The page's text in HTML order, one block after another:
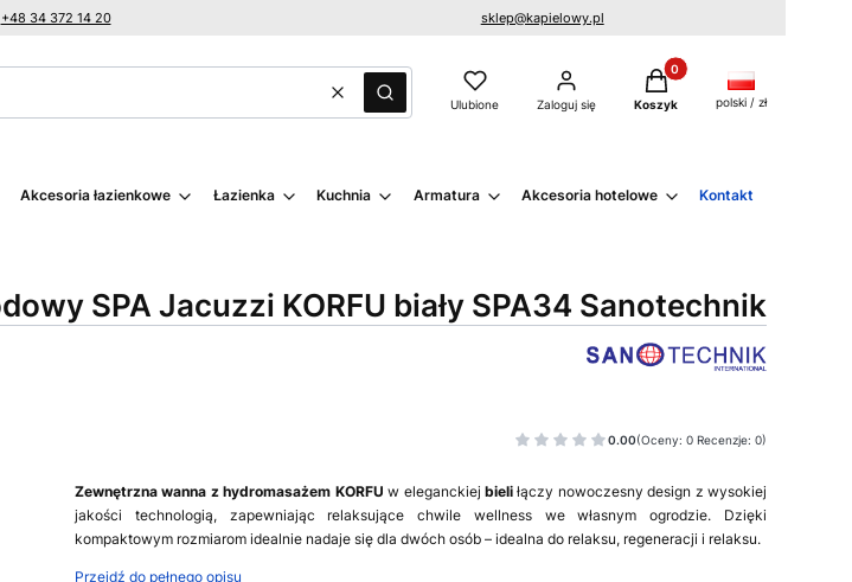
+48 34 372 14 20 sklep@kapielowy.pl
WyczyśćSzukaj Ulubione Zaloguj się
Produkty w koszyku: 0.
Koszyk polski / zł
Akcesoria łazienkowe Łazienka Kuchnia Armatura Akcesoria hotelowe Kontakt
SPA Jacuzzi KORFU biały SPA34 Sanotechnik
0.00(Oceny: 0 Recenzje: 0)
Zewnętrzna wanna z hydromasażem KORFU w eleganckiej bieliłączy nowoczesny design z wysokiej
jakości technologią, zapewniając relaksujące chwile wellness we własnym ogrodzie. Dzięki
kompaktowym rozmiarom idealnie nadaje się dla dwóch osób – idealna do relaksu, regeneracji i relaksu.
Przejdź do pełnego opisu